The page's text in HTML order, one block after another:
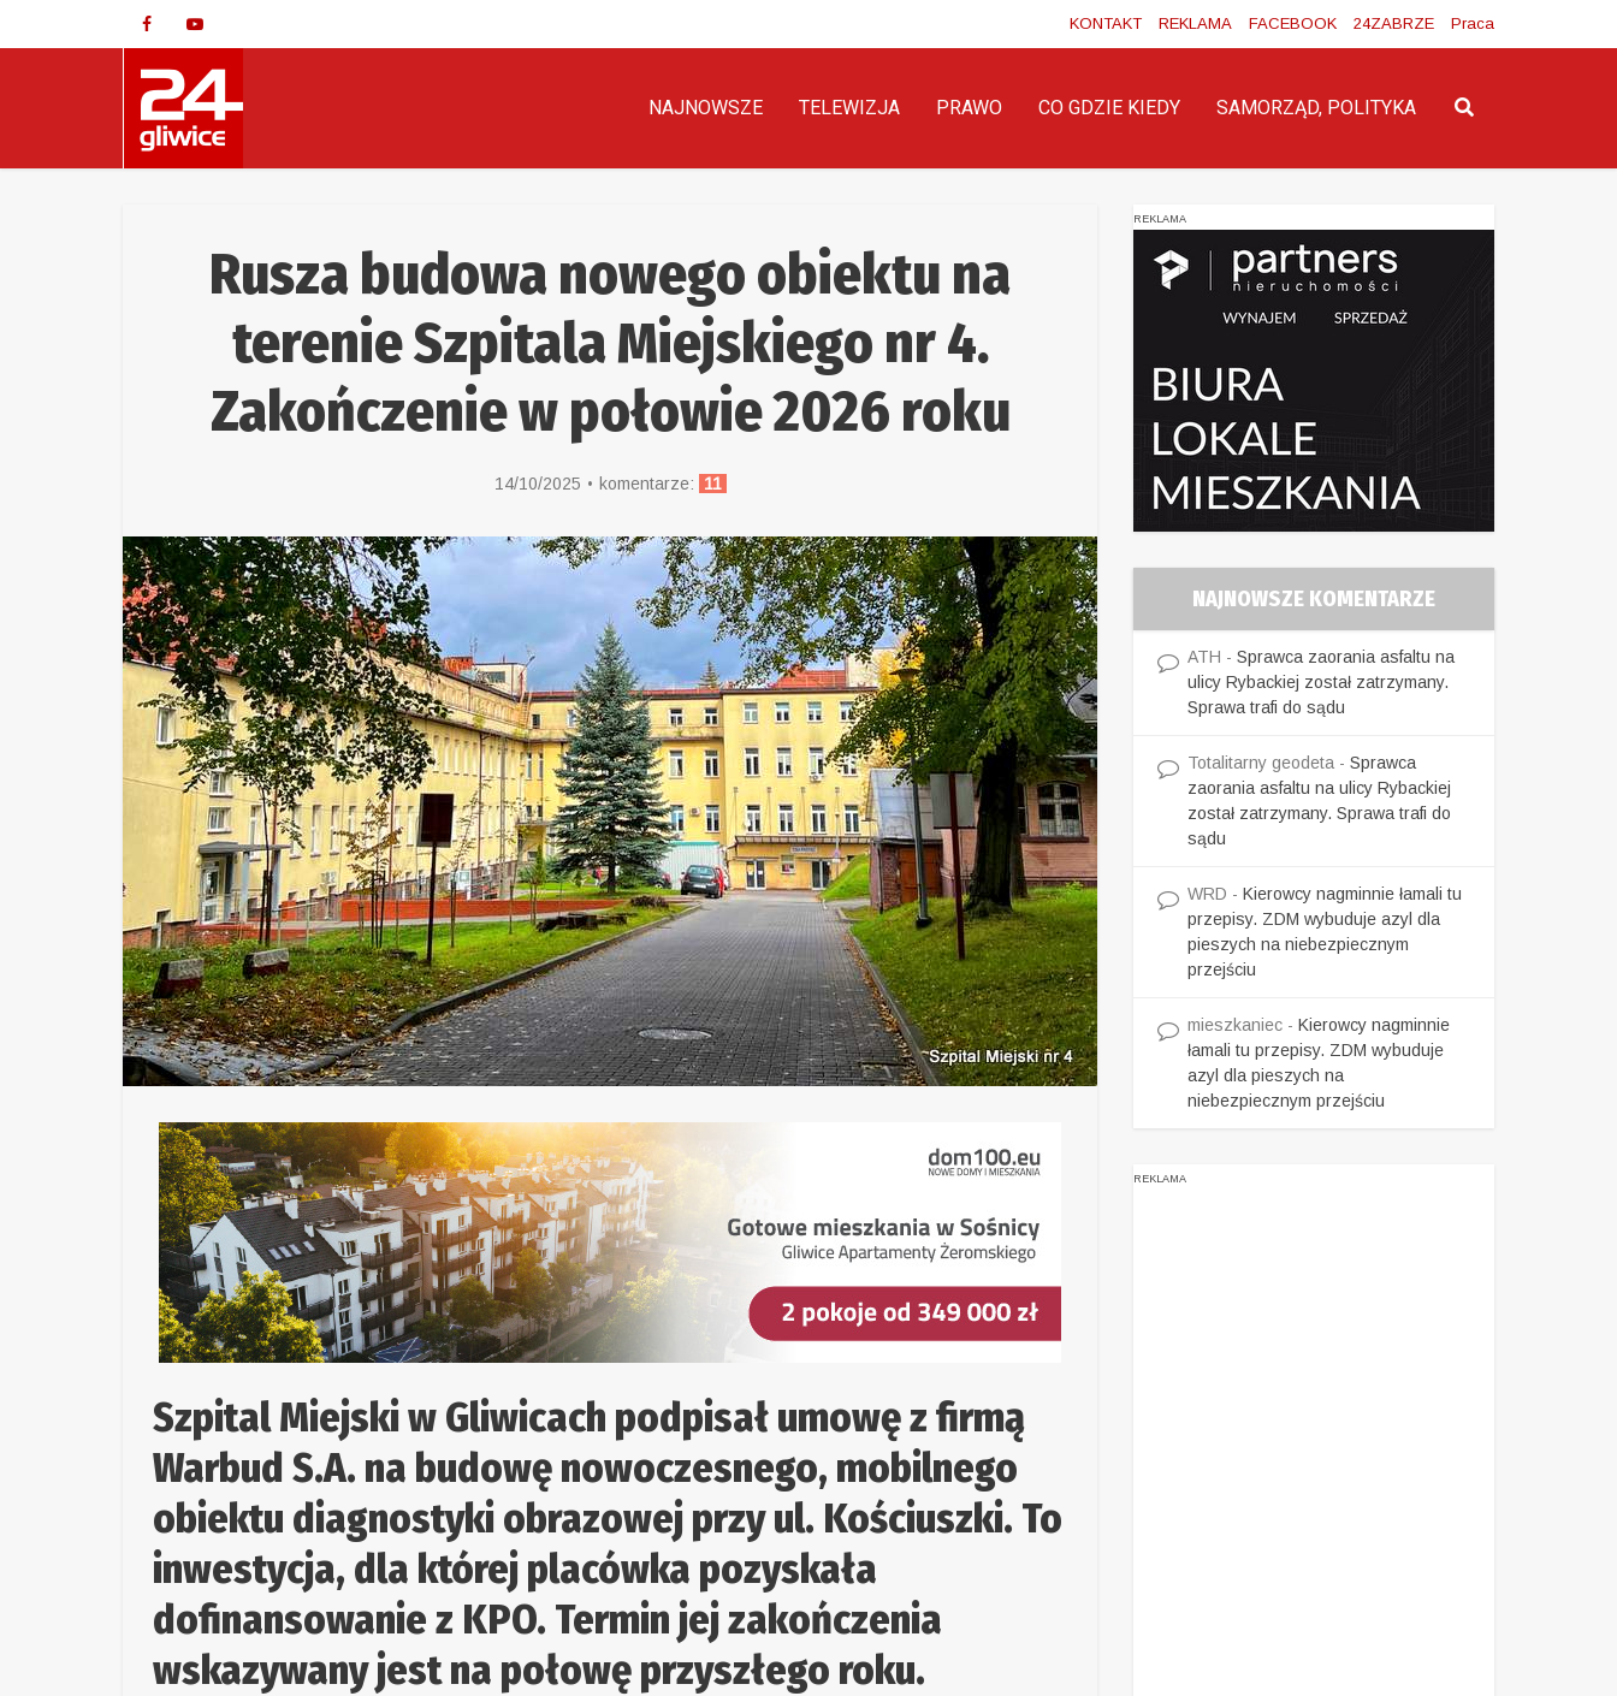
KONTAKT REKLAMA FACEBOOK 24ZABRZE Praca
NAJNOWSZE TELEWIZJA PRAWO CO GDZIE KIEDY SAMORZĄD, POLITYKA
Rusza budowa nowego obiektu na
terenie Szpitala Miejskiego nr 4.
Zakończenie w połowie 2026 roku
14/10/2025 komentarze: 11
Szpital Miejski w Gliwicach podpisał umowę z firmą
Warbud S.A. na budowę nowoczesnego, mobilnego
obiektu diagnostyki obrazowej przy ul. Kościuszki. To
inwestycja, dla której placówka pozyskała
dofinansowanie z KPO. Termin jej zakończenia
wskazywany jest na połowę przyszłego roku.
REKLAMA
NAJNOWSZE KOMENTARZE
ATH - Sprawca zaorania asfaltu na
ulicy Rybackiej został zatrzymany.
Sprawa trafi do sądu
Totalitarny geodeta - Sprawca
zaorania asfaltu na ulicy Rybackiej
został zatrzymany. Sprawa trafi do
sądu
WRD - Kierowcy nagminnie łamali tu
przepisy. ZDM wybuduje azyl dla
pieszych na niebezpiecznym
przejściu
mieszkaniec - Kierowcy nagminnie
łamali tu przepisy. ZDM wybuduje
azyl dla pieszych na
niebezpiecznym przejściu
REKLAMA